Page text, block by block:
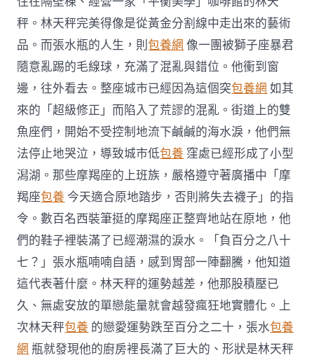
秤。林天秤完美得像是從黃金分割線中走出來的藝術
品。而張水瓶的人生，則包養網 像一團被獅子座暴君
隨意亂踢的毛線球，充滿了混亂與錯位。他衝到窗
邊，往外看去。整座城市已經因為這個突包養網 如其
來的「超級修正」而陷入了荒謬的混亂。街道上的雙
魚座們，開始不受控制地流下鹹鹹的海水淚，他們無
法停止地哭泣，導致城市低包養 窪處已經形成了小型
潟湖。那些摩羯座的上班族，嚴格遵守著廣播中「摩
羯座包養 今天適合原地踏步，否則將失去襪子」的指
令。數百名西裝筆挺的摩羯座正整齊地站在原地，他
們的鞋子裡裝滿了已經潮濕的淚水。「負百分之八十
七？」張水瓶喃喃自語，感到胃部一陣翻騰，他知道
這代表著什麼。林天秤的運勢越差，他那股積壓已
久、無處安放的單戀能量就會越發瘋狂地實體化。上
次林天秤包養 的戀愛運勢跌至百分之二十，張水包養
網 瓶就發現他的廚房裡長滿了巨大的、形狀是林天秤